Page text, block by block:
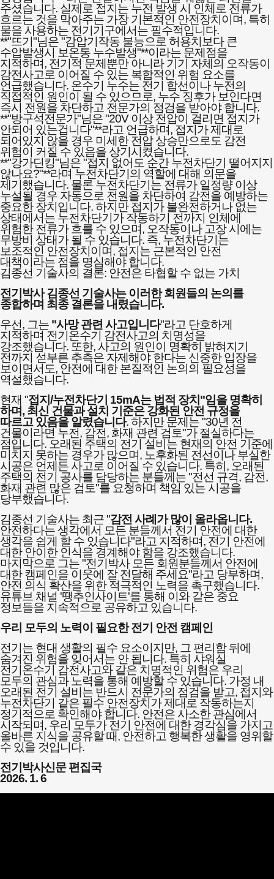
주셨습니다. 실제로 접지는 누전 발생 시 인체로 전류가
흐르는 것을 막아주는 가장 기본적인 안전장치이며, 특히
물을 사용하는 전기기구에서는 필수적입니다.
**"뜨기"님은 "감압기작동 불능으로 허용치보다 큰
수압발생시 보온통 누수발생"**이라는 문제점을
지적하며, 전기적 문제뿐만 아니라 기기 자체의 오작동이
감전사고로 이어질 수 있는 복합적인 위험 요소를
언급했습니다. 온수기 누수는 전기 합선이나 누전의
직접적인 원인이 될 수 있으므로, 누수 징후가 보인다면
즉시 전원을 차단하고 전문가의 점검을 받아야 합니다.
**"방구석전문가"님은 "20V 이상 전압이 걸리면 접지가
안되어 있는겁니다"**라고 언급하며, 접지가 제대로
되어있지 않을 경우 미세한 전압 상승만으로도 감전
위험이 커질 수 있음을 상기시켰습니다.
**"강가딘킹"님은 "접지 없어도 순간 누전차단기 떨어지지
않나요?"**라며 누전차단기의 역할에 대해 의문을
제기했습니다. 물론 누전차단기는 전류가 일정량 이상
누설될 경우 자동으로 전원을 차단하여 감전을 예방하는
중요한 장치입니다. 하지만 접지가 불완전하거나 없는
상태에서는 누전차단기가 작동하기 전까지 인체에
위험한 전류가 흐를 수 있으며, 오작동이나 고장 시에는
무방비 상태가 될 수 있습니다. 즉, 누전차단기는
보조적인 안전장치이며, 접지는 근본적인 안전
대책이라는 점을 명심해야 합니다.
김종선 기술사의 결론: 안전은 타협할 수 없는 가치
전기박사 김종선 기술사는 이러한 회원들의 논의를
종합하며 최종 결론을 내렸습니다.
우선, 그는 "사망 관련 사고입니다"라고 단호하게
지적하며 전기온수기 감전사고의 치명성을
강조했습니다. 또한, 사고의 원인이 명확히 밝혀지기
전까지 섣부른 추측은 자제해야 한다는 신중한 입장을
보이면서도, 안전에 대한 본질적인 논의의 필요성을
역설했습니다.
현재 "접지/누전차단기 15mA는 법적 장치"임을 명확히
하며, 최신 건물과 설치 기준은 강화된 안전 규정을
따르고 있음을 알렸습니다. 하지만 문제는 "30년 전
건물이라면 누전, 감전, 화재 관련 검토"가 절실하다는
점입니다. 오래된 주택의 전기 설비는 현재의 안전 기준에
미치지 못하는 경우가 많으며, 노후화된 전선이나 부실한
시공은 언제든 사고로 이어질 수 있습니다. 특히, 오래된
주택의 전기 공사를 담당하는 분들께는 "전선 규격, 감전,
화재 관련 많은 검토"를 요청하며 책임 있는 시공을
당부했습니다.
김종선 기술사는 최근 "감전 사례가 많이 올라옵니다.
안전하다는 생각에서 모든 분들께서 전기 안전에 대한
생각을 쉽게 할 수 있습니다"라고 지적하며, 전기 안전에
대한 안이한 인식을 경계해야 함을 강조했습니다.
마지막으로 그는 "전기박사 모든 회원분들께서 안전에
대한 캠페인을 이웃에 잘 전달해 주세요"라고 당부하며,
안전 의식 확산을 위한 적극적인 노력을 촉구했습니다.
유튜브 채널 '땡추인사이트'를 통해 이와 같은 중요
정보들을 지속적으로 공유하고 있습니다.
우리 모두의 노력이 필요한 전기 안전 캠페인
전기는 현대 생활의 필수 요소이지만, 그 편리함 뒤에
숨겨진 위험을 잊어서는 안 됩니다. 특히 샤워실
전기온수기 감전사고와 같은 치명적인 위험은 우리
모두의 관심과 노력을 통해 예방할 수 있습니다. 가정 내
오래된 전기 설비는 반드시 전문가의 점검을 받고, 접지와
누전차단기 같은 필수 안전장치가 제대로 작동하는지
정기적으로 확인해야 합니다. 안전은 사소한 관심에서
시작되며, 우리 모두가 전기 안전에 대한 경각심을 가지고
올바른 지식을 공유할 때, 안전하고 행복한 생활을 영위할
수 있을 것입니다.
전기박사신문 편집국
2026. 1. 6